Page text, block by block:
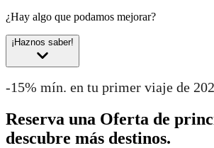
¿Hay algo que podamos mejorar?
¡Haznos saber!
-15% mín. en tu primer viaje de
Reserva una Oferta de
descubre más destinos.